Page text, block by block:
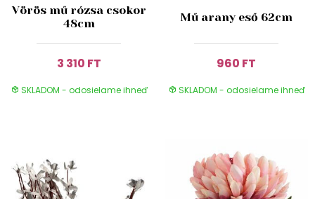
Vörös mű rózsa csokor
48cm
3 310 FT
SKLADOM - odosielame ihneď
Mű arany eső 62cm
960 FT
SKLADOM - odosielame ihneď